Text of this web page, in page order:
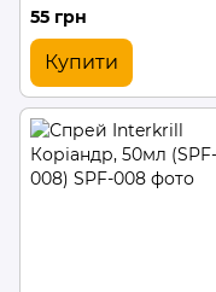
55 грн
Купити